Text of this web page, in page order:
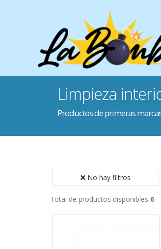
Limpieza
Productos de primeras
No hay filtros
Total de productos disponibles 6